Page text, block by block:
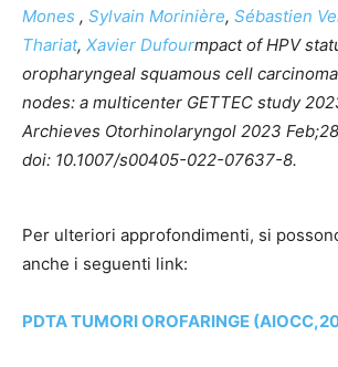
Mones , Sylvain Morinière, Sébastien
Thariat, Xavier Dufourmpact of HPV
oropharyngeal squamous cell
nodes: a multicenter GETTEC study
Archieves Otorhinolaryngol 2023
doi: 10.1007/s00405-022-07637-8.
Per ulteriori approfondimenti, si
anche i seguenti link:
PDTA TUMORI OROFARINGE